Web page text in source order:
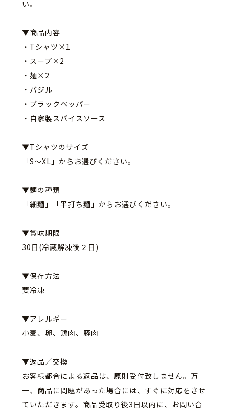
い。
▼商品内容
・Tシャツ×1
・スープ×2
・麺×2
・バジル
・ブラックペッパー
・自家製スパイスソース
▼Tシャツのサイズ
「S〜XL」からお選びください。
▼麺の種類
「細麺」「平打ち麺」からお選びください。
▼賞味期限
30日(冷蔵解凍後２日)
▼保存方法
要冷凍
▼アレルギー
小麦、卵、鶏肉、豚肉
▼返品／交換
お客様都合による返品は、原則受付致しません。万
一、 商品に問題があった場合には、すぐに対応をさせ
ていただきます。 商品受取り後3日以内に、 お問い合